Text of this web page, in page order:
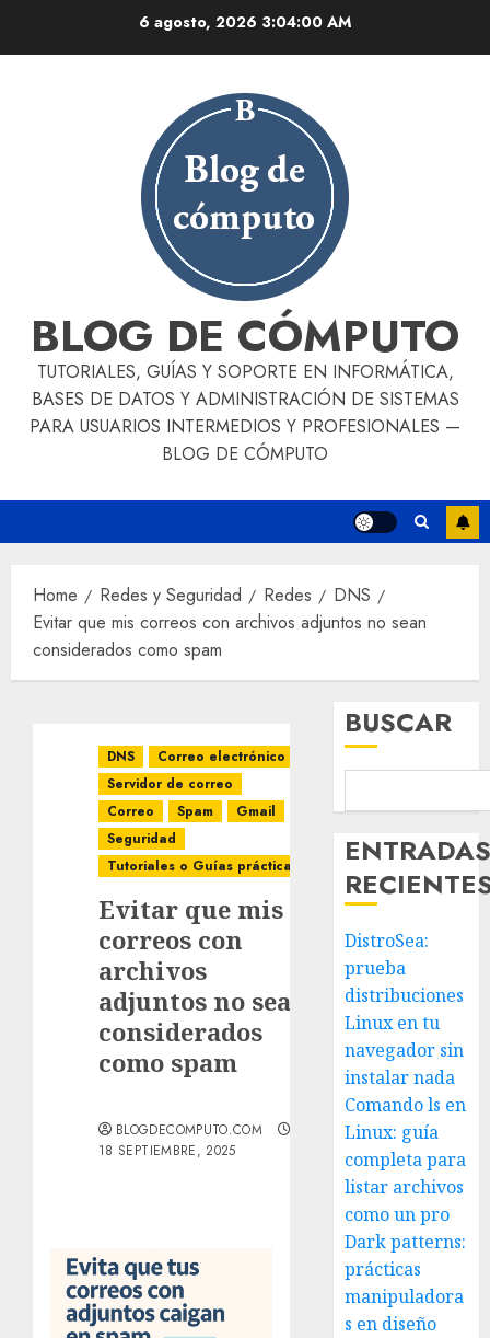
6 agosto, 20263:04:01 AM
BLOG DE CÓMPUTO
TUTORIALES, GUÍAS Y SOPORTE EN INFORMÁTICA,
BASES DE DATOS Y ADMINISTRACIÓN DE SISTEMAS
PARA USUARIOS INTERMEDIOS Y PROFESIONALES —
BLOG DE CÓMPUTO
Home Redes y Seguridad Redes
DNS
Evitar que mis correos con archivos adjuntos no sean
considerados como spam
DNS
Correo electrónico
Servidor de correo
Correo
Spam
Gmail
Seguridad
Tutoriales o Guías prácticas
Evitar que mis
correos con
archivos
adjuntos no sean
considerados
como spam
BLOGDECOMPUTO.COM
18 SEPTIEMBRE, 2025
BUSCAR
DistroSea:
prueba
distribuciones
Linux en tu
navegador sin
instalar nada
Comando ls en
Linux: guía
completa para
listar archivos
como un pro
Dark patterns:
prácticas
manipuladora
s en diseño